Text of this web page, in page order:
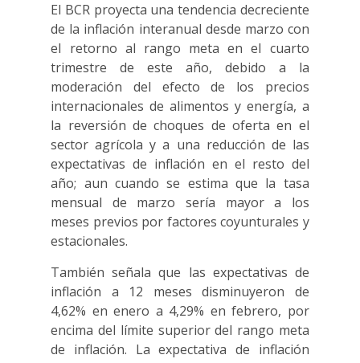
El BCR proyecta una tendencia decreciente
de la inflación interanual desde marzo con
el retorno al rango meta en el cuarto
trimestre de este año, debido a la
moderación del efecto de los precios
internacionales de alimentos y energía, a
la reversión de choques de oferta en el
sector agrícola y a una reducción de las
expectativas de inflación en el resto del
año; aun cuando se estima que la tasa
mensual de marzo sería mayor a los
meses previos por factores coyunturales y
estacionales.
También señala que las expectativas de
inflación a 12 meses disminuyeron de
4,62% en enero a 4,29% en febrero, por
encima del límite superior del rango meta
de inflación. La expectativa de inflación